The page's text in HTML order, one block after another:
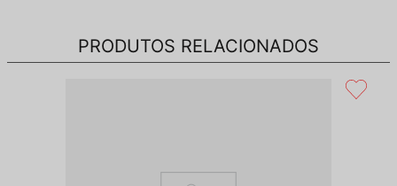
PRODUTOS RELACIONADOS